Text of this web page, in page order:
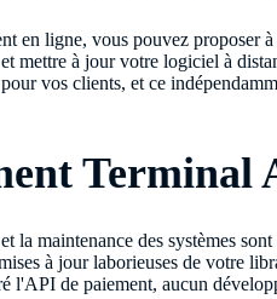
en ligne, vous pouvez proposer
mettre à jour votre logiciel à
vos clients, et ce
Terminal
la maintenance des systèmes
à jour laborieuses de votre
l'API de paiement, aucun